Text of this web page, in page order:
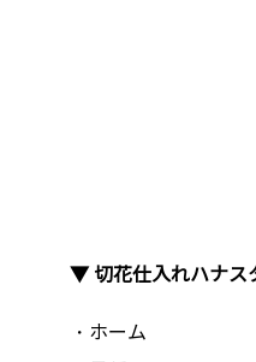
▼ 切花仕入れハナス
・ホーム